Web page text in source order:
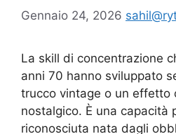
Gennaio 24, 2026
La skill di concentrazione
anni 70 hanno sviluppato
trucco vintage o un effetto
nostalgico. È una capacità
riconosciuta nata dagli